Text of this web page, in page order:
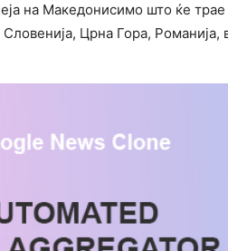
на Македонисимо што ќе
Словенија, Црна Гора, Романија,